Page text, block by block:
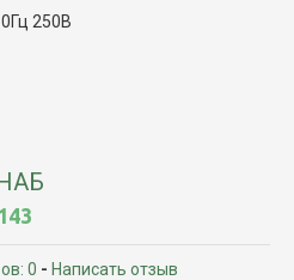
0 - Написать отзыв